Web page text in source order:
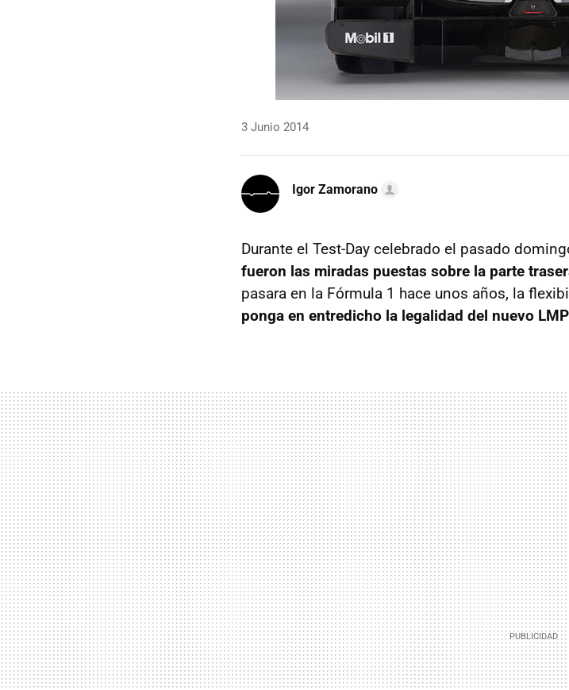
3 Junio 2014
Igor Zamorano
Durante el Test-Day celebrado el pasado
fueron las miradas puestas sobre la parte
pasara en la Fórmula 1 hace unos años, la
ponga en entredicho la legalidad del nuevo